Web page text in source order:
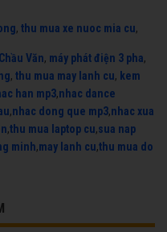
, thu mua xe nuoc mia cu,
Văn, máy phát điện 3 pha,
, thu mua may lanh cu, kem
han mp3,nhac dance
,nhac dong que mp3,nhac xua
,thu mua laptop cu,sua nap
minh,may lanh cu,thu mua do